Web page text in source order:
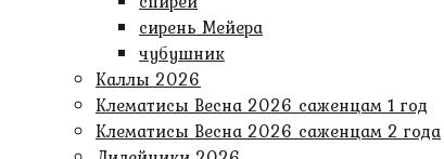
сирень Мейера
чубушник
Каллы 2026
Клематисы Весна 2026 саженцам 1 год
Клематисы Весна 2026 саженцам 2 года